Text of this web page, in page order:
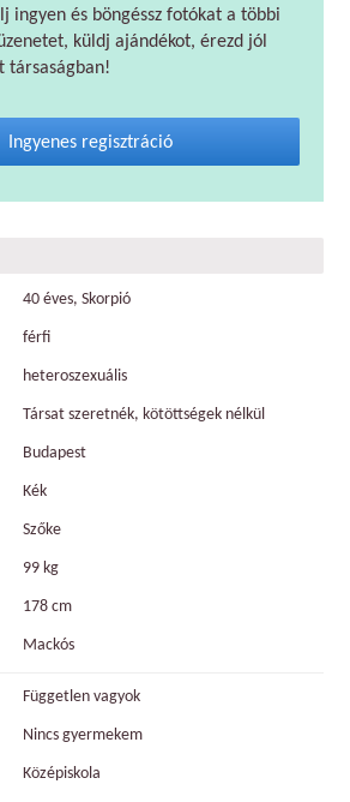
ingyen és böngéssz fotókat a többi
küldj ajándékot, érezd jól
társaságban!
Ingyenes regisztráció
40 éves, Skorpió
férfi
heteroszexuális
Társat szeretnék, kötöttségek nélkül
Budapest
Kék
Szőke
99 kg
178 cm
Mackós
Független vagyok
Nincs gyermekem
Középiskola